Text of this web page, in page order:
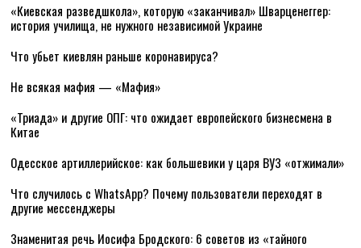
«Киевская разведшкола», которую «заканчивал» Шварценеггер:
история училища, не нужного независимой Украине
Что убьет киевлян раньше коронавируса?
Не всякая мафия — «Мафия»
«Триада» и другие ОПГ: что ожидает европейского бизнесмена в
Китае
Одесское артиллерийское: как большевики у царя ВУЗ «отжимали»
Что случилось с WhatsApp? Почему пользователи переходят в
другие мессенджеры
Знаменитая речь Иосифа Бродского: 6 советов из «тайного